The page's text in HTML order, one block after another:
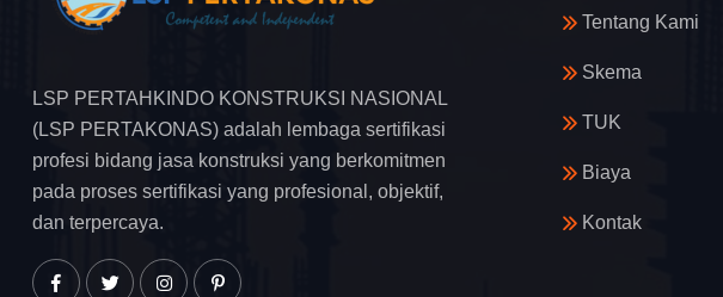
LSP PERTAHKINDO KONSTRUKSI NASIONAL
(LSP PERTAKONAS) adalah lembaga sertifikasi
profesi bidang jasa konstruksi yang berkomitmen
pada proses sertifikasi yang profesional, objektif,
dan terpercaya.
Tentang Kami
Skema
TUK
Biaya
Kontak